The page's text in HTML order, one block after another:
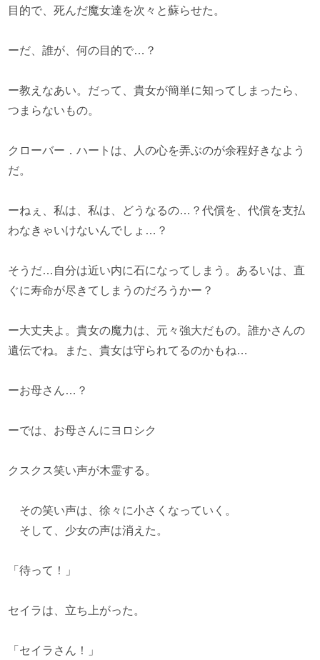
目的で、死んだ魔女達を次々と蘇らせた。
ーだ、誰が、何の目的で…？
ー教えなあい。だって、貴女が簡単に知ってしまったら、
つまらないもの。
クローバー．ハートは、人の心を弄ぶのが余程好きなよう
だ。
ーねぇ、私は、私は、どうなるの…？代償を、代償を支払
わなきゃいけないんでしょ…？
そうだ…自分は近い内に石になってしまう。あるいは、直
ぐに寿命が尽きてしまうのだろうかー？
ー大丈夫よ。貴女の魔力は、元々強大だもの。誰かさんの
遺伝でね。また、貴女は守られてるのかもね…
ーお母さん…？
ーでは、お母さんにヨロシク
クスクス笑い声が木霊する。
その笑い声は、徐々に小さくなっていく。
そして、少女の声は消えた。
「待って！」
セイラは、立ち上がった。
「セイラさん！」